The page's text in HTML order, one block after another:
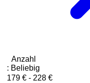
Anzahl
: Beliebig
179 € - 228 €